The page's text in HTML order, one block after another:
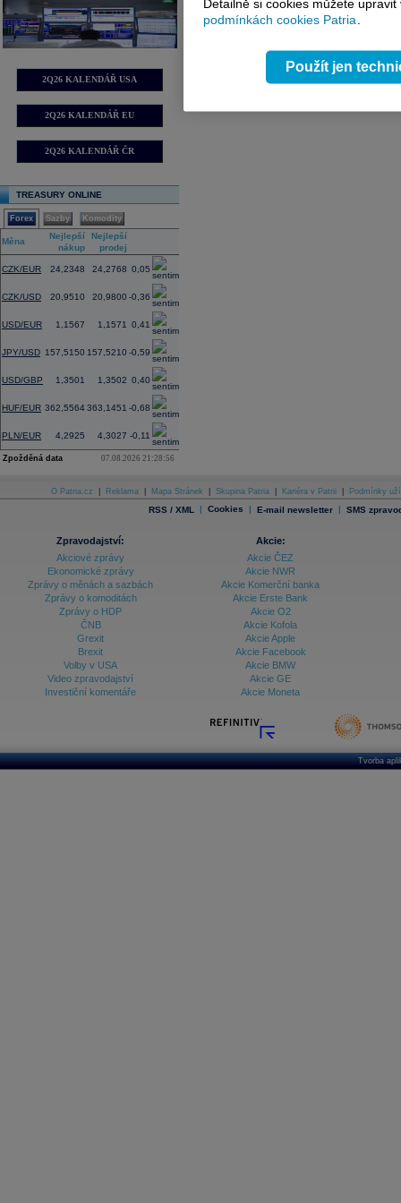
2Q26 KALENDÁŘ USA
2Q26 KALENDÁŘ EU
2Q26 KALENDÁŘ ČR
TREASURY ONLINE
Forex Sazby Komodity
Měna
Nejlepší
nákup
Nejlepší
prodej
CZK/EUR 24,2348 24,2768 0,05
CZK/USD 20,9510 20,9800 -0,36
USD/EUR 1,1567 1,1571 0,41
JPY/USD 157,5150 157,5210 -0,59
USD/GBP 1,3501 1,3502 0,40
HUF/EUR 362,5564 363,1451 -0,68
PLN/EUR 4,2925 4,3027 -0,11
Zpožděná data 07.08.2026 21:28:56
O Patria.cz Reklama Mapa Stránek Skupina Patria Kariéra v Patrii Podmínky
RSS / XML | Cookies | E-mail newsletter | SMS
Zpravodajství:
Akciové zprávy
Ekonomické zprávy
Zprávy o měnách a sazbách
Zprávy o komoditách
Zprávy o HDP
ČNB
Grexit
Brexit
Volby v USA
Video zpravodajství
Investiční komentáře
Akcie:
Akcie ČEZ
Akcie NWR
Akcie Komerční banka
Akcie Erste Bank
Akcie O2
Akcie Kofola
Akcie Apple
Akcie Facebook
Akcie BMW
Akcie GE
Akcie Moneta
Tvorba
Detailně si cookies můžete
podmínkách cookies Patria.
Použít jen